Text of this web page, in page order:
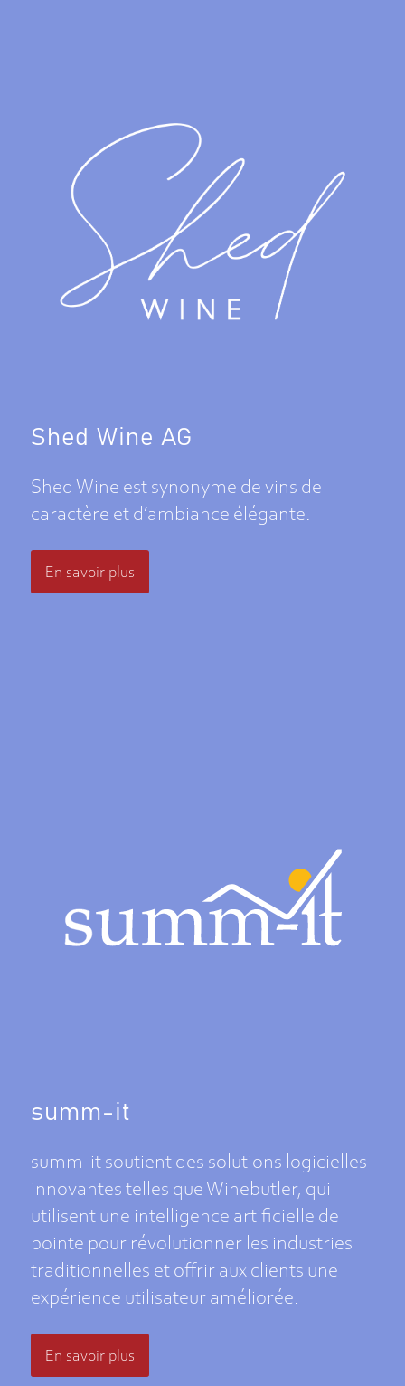
Shed Wine AG
Shed Wine est synonyme de vins de
caractère et d’ambiance élégante.
En savoir plus
summ-it
summ-it soutient des solutions logicielles
innovantes telles que Winebutler, qui
utilisent une intelligence artificielle de
pointe pour révolutionner les industries
traditionnelles et offrir aux clients une
expérience utilisateur améliorée.
En savoir plus